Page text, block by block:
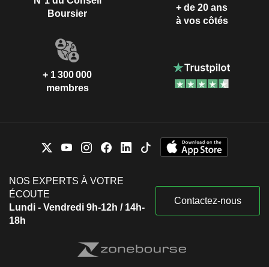
Boursier
+ de 20 ans
à vos côtés
+ 1 300 000
membres
NOS EXPERTS À VOTRE
ÉCOUTE
Lundi - Vendredi 9h-12h / 14h-
18h
Contactez-nous